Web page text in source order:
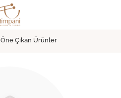
Öne Çıkan Ürünler